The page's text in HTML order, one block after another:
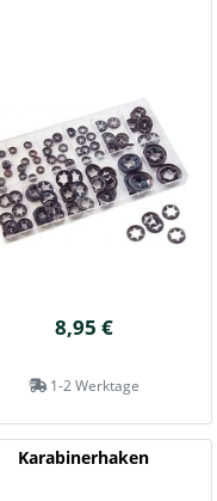
8,95 €
1-2 Werktage
Karabinerhaken